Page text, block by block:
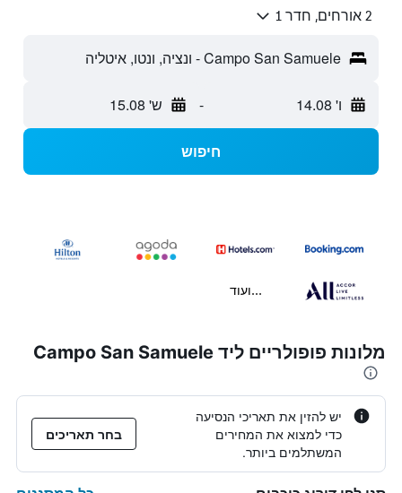
2 אורחים, חדר 1
Campo San Samuele - ונציה, ונטו, איטליה
ו' 14.08 - ש' 15.08
חיפוש
...ועוד
מלונות פופולריים ליד Campo San Samuele
יש להזין את תאריכי הנסיעה
כדי למצוא את המחירים
המשתלמים ביותר.
בחר תאריכים